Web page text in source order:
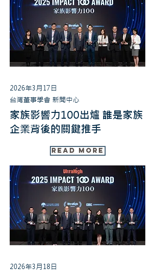
2026年3月17日
台灣董事學會 新聞中心
家族影響力100出爐 誰是家族
企業背後的關鍵推手
Read More
2026年3月18日